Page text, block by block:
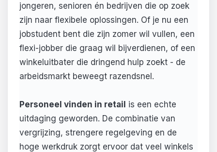
jongeren, senioren én bedrijven die op zoek
zijn naar flexibele oplossingen. Of je nu een
jobstudent bent die zijn zomer wil vullen, een
flexi-jobber die graag wil bijverdienen, of een
winkeluitbater die dringend hulp zoekt - de
arbeidsmarkt beweegt razendsnel.
Personeel vinden in retail is een echte
uitdaging geworden. De combinatie van
vergrijzing, strengere regelgeving en de
hoge werkdruk zorgt ervoor dat veel winkels